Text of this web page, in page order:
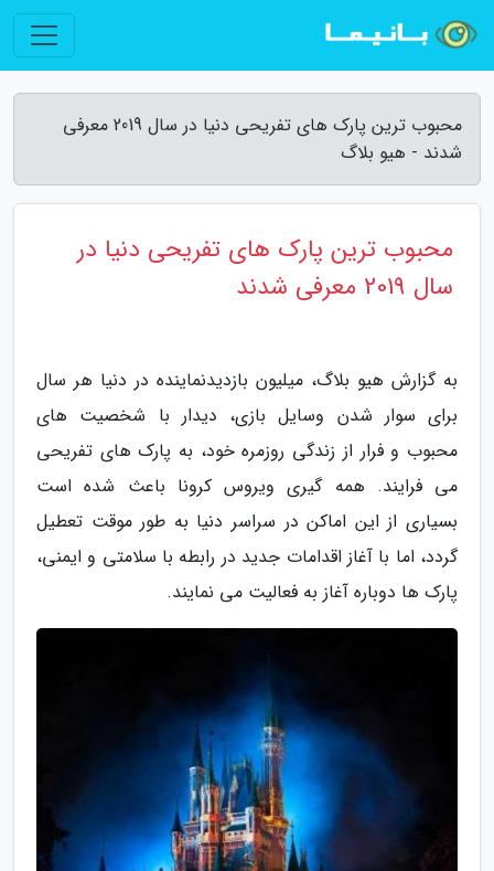
محبوب ترین پارک های تفریحی دنیا در سال 2019 معرفی
شدند - هیو بلاگ
محبوب ترین پارک های تفریحی دنیا در
سال 2019 معرفی شدند
به گزارش هیو بلاگ، میلیون بازدیدنماینده در دنیا هر سال
برای سوار شدن وسایل بازی، دیدار با شخصیت های
محبوب و فرار از زندگی روزمره خود، به پارک های تفریحی
می فرایند. همه گیری ویروس کرونا باعث شده است
بسیاری از این اماکن در سراسر دنیا به طور موقت تعطیل
گردد، اما با آغاز اقدامات جدید در رابطه با سلامتی و ایمنی،
پارک ها دوباره آغاز به فعالیت می نمایند.